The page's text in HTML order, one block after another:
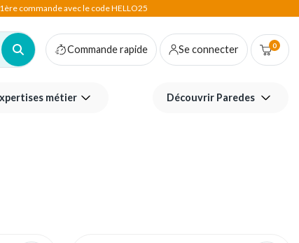
commande avec le code HELLO25
Commande rapide Se connecter 0
métier Découvrir Paredes